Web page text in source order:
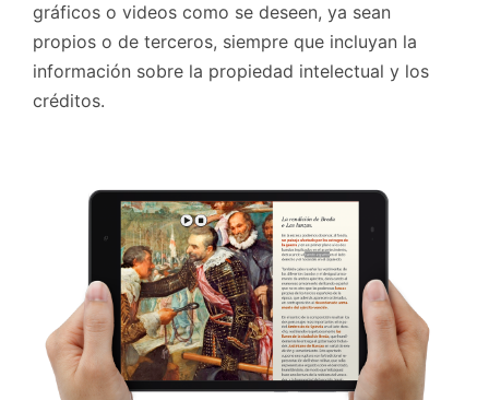
gráficos o videos como se deseen, ya sean
propios o de terceros, siempre que incluyan la
información sobre la propiedad intelectual y los
créditos.